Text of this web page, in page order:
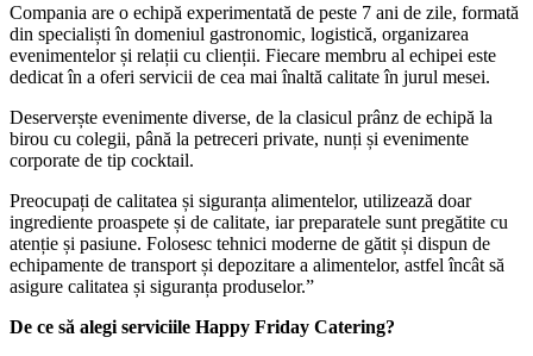
Compania are o echipă experimentată de peste 7 ani de zile, formată
din specialiști în domeniul gastronomic, logistică, organizarea
evenimentelor și relații cu clienții. Fiecare membru al echipei este
dedicat în a oferi servicii de cea mai înaltă calitate în jurul mesei.
Deserverște evenimente diverse, de la clasicul prânz de echipă la
birou cu colegii, până la petreceri private, nunți și evenimente
corporate de tip cocktail.
Preocupați de calitatea și siguranța alimentelor, utilizează doar
ingrediente proaspete și de calitate, iar preparatele sunt pregătite cu
atenție și pasiune. Folosesc tehnici moderne de gătit și dispun de
echipamente de transport și depozitare a alimentelor, astfel încât să
asigure calitatea și siguranța produselor.”
De ce să alegi serviciile Happy Friday Catering?